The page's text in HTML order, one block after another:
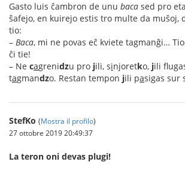
Gasto luis ĉambron de unu baca sed pro
ŝafejo, en kuirejo estis tro multe da muŝoj,
tio:
– Baca, mi ne povas eĉ kviete tagmanĝi…
ĉi tie!
– Ne cagrenidzu pro jili, sinjoretko, jili
tagmandzo. Restan tempon jili pasigas sur
StefKo (Mostra il profilo)
27 ottobre 2019 20:49:37
La teron oni devas plugi!